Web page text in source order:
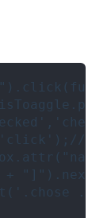
给他
行这个单选